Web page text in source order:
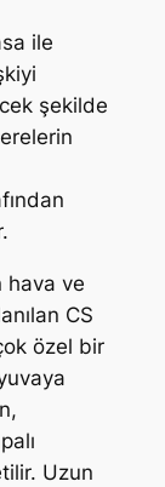
ile
şekilde
hava ve
CS
özel bir
Uzun